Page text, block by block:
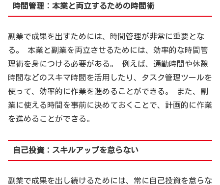
時間管理：本業と両立するための時間術
副業で成果を出すためには、時間管理が非常に重要とな
る。 本業と副業を両立させるためには、効率的な時間管
理術を身につける必要がある。 例えば、通勤時間や休憩
時間などのスキマ時間を活用したり、タスク管理ツールを
使って、効率的に作業を進めることができる。 また、副
業に使える時間を事前に決めておくことで、計画的に作業
を進めることができる。
自己投資：スキルアップを怠らない
副業で成果を出し続けるためには、常に自己投資を怠らな